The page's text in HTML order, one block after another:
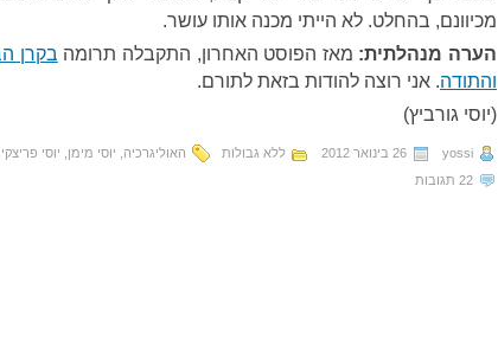
מכיוונם, בהחלט. לא הייתי מכנה אותו עושר.
הערה מנהלתית: מאז הפוסט האחרון, התקבלה תרומה בקרן
והתודה. אני רוצה להודות בזאת לתורם.
(יוסי גורביץ)
yossi 26 בינואר 2012 ללא גבולות האוליגרכיה יוסי מימן יוסי פריצקי
22 תגובות